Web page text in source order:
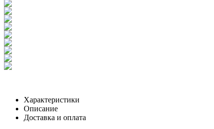
Характеристики
Описание
Доставка и оплата